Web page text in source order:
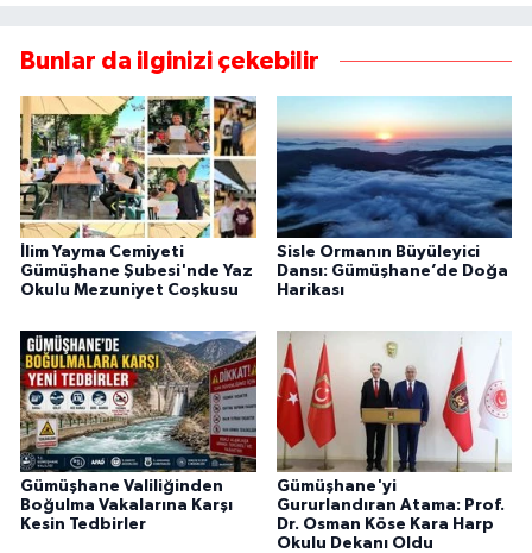
Bunlar da ilginizi çekebilir
İlim Yayma Cemiyeti
Gümüşhane Şubesi'nde Yaz
Okulu Mezuniyet Coşkusu
Sisle Ormanın Büyüleyici
Dansı: Gümüşhane’de Doğa
Harikası
Gümüşhane Valiliğinden
Boğulma Vakalarına Karşı
Kesin Tedbirler
Gümüşhane'yi
Gururlandıran Atama: Prof.
Dr. Osman Köse Kara Harp
Okulu Dekanı Oldu